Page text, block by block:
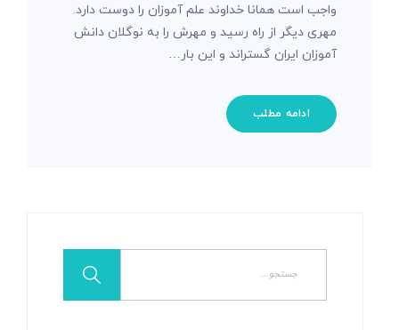
واجب است همانا خداوند علم آموزان را دوست دارد.
مهری دیگر از راه رسید و مهرش را به نوگلان دانش
آموزان ایران گستراند و این بار…
ادامه مطلب